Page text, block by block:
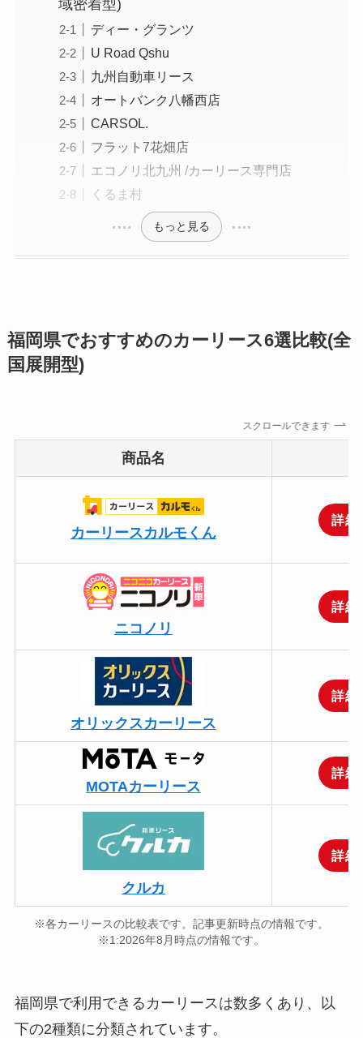
域密着型)
ディー・グランツ
U Road Qshu
九州自動車リース
オートバンク八幡西店
CARSOL.
フラット7花畑店
エコノリ北九州 /カーリース専門店
くるま村
もっと見る
福岡県でおすすめのカーリース6選比較(全
国展開型)
スクロールできます
商品名
カーリースカルモくん
詳細
ニコノリ
詳細
オリックスカーリース
詳細
MOTAカーリース
詳細
クルカ
詳細
※各カーリースの比較表です。記事更新時点の情報です。
※1:2026年8月時点の情報です。
福岡県で利用できるカーリースは数多くあり、以
下の2種類に分類されています。